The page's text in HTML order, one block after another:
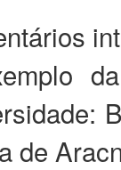
de